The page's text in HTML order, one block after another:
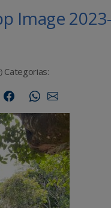
Image
Categorias: